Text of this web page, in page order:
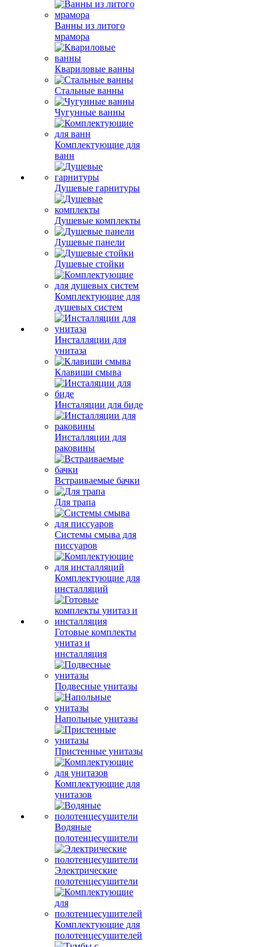
Ванны из литого
мрамора
Квариловые ванны
Стальные ванны
Чугунные ванны
Комплектующие для
ванн
Душевые гарнитуры
Душевые комплекты
Душевые панели
Душевые стойки
Комплектующие для
душевых систем
Инсталляции для
унитаза
Клавиши смыва
Инсталяции для биде
Инсталляции для
раковины
Встраиваемые бачки
Для трапа
Системы смыва для
писсуаров
Комплектующие для
инсталляций
Готовые комплекты
унитаз и
инсталляция
Подвесные унитазы
Напольные унитазы
Пристенные унитазы
Комплектующие для
унитазов
Водяные
полотенцесушители
Электрические
полотенцесушители
Комплектующие для
полотенцесушителей